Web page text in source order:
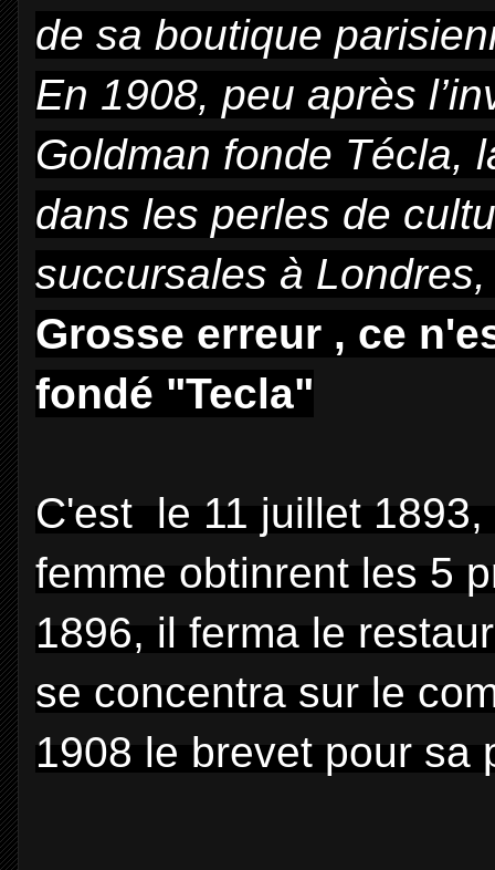
de sa boutique
En 1908, peu après
Goldman fonde Técla,
dans les perles de
succursales à
Grosse erreur , ce
fondé "Tecla"
C'est le 11 juillet
femme obtinrent les 5
1896, il ferma le
se concentra sur le
1908 le brevet pour sa